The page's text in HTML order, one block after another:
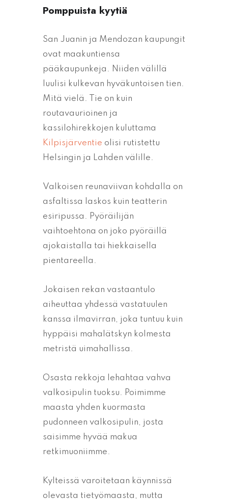
Pomppuista kyytiä
San Juanin ja Mendozan kaupungit
ovat maakuntiensa
pääkaupunkeja. Niiden välillä
luulisi kulkevan hyväkuntoisen tien.
Mitä vielä. Tie on kuin
routavaurioinen ja
kassilohirekkojen kuluttama
Kilpisjärventie olisi rutistettu
Helsingin ja Lahden välille.
Valkoisen reunaviivan kohdalla on
asfaltissa laskos kuin teatterin
esiripussa. Pyöräilijän
vaihtoehtona on joko pyöräillä
ajokaistalla tai hiekkaisella
pientareella.
Jokaisen rekan vastaantulo
aiheuttaa yhdessä vastatuulen
kanssa ilmavirran, joka tuntuu kuin
hyppäisi mahalätskyn kolmesta
metristä uimahallissa.
Osasta rekkoja lehahtaa vahva
valkosipulin tuoksu. Poimimme
maasta yhden kuormasta
pudonneen valkosipulin, josta
saisimme hyvää makua
retkimuoniimme.
Kylteissä varoitetaan käynnissä
olevasta tietyömaasta, mutta